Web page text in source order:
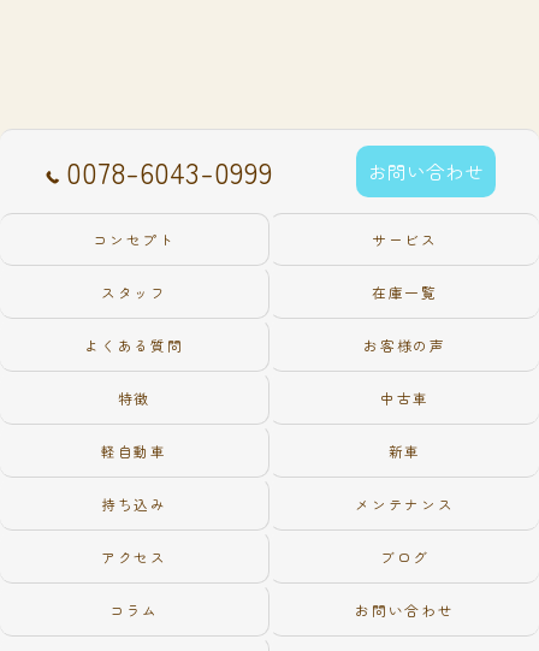
0078-6043-0999 お問い合わせ
コンセプト サービス
スタッフ 在庫一覧
よくある質問 お客様の声
特徴 中古車
軽自動車 新車
持ち込み メンテナンス
アクセス ブログ
コラム お問い合わせ